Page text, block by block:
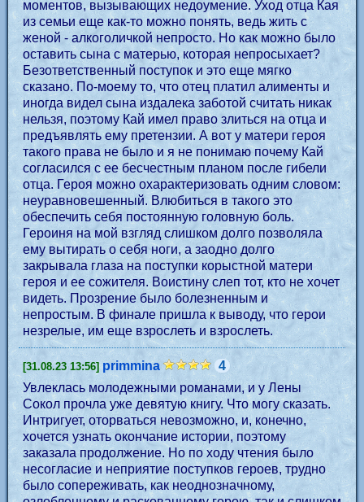
моментов, вызывающих недоумение. Уход отца Кая
из семьи еще как-то можно понять, ведь жить с
женой - алкоголичкой непросто. Но как можно было
оставить сына с матерью, которая непросыхает?
Безответственный поступок и это еще мягко
сказано. По-моему то, что отец платил алименты и
иногда видел сына издалека заботой считать никак
нельзя, поэтому Кай имел право злиться на отца и
предъявлять ему претензии. А вот у матери героя
такого права не было и я не понимаю почему Кай
согласился с ее бесчестным планом после гибели
отца. Героя можно охарактеризовать одним словом:
неуравновешенный. Влюбиться в такого это
обеспечить себя постоянную головную боль.
Героиня на мой взгляд слишком долго позволяла
ему вытирать о себя ноги, а заодно долго
закрывала глаза на поступки корыстной матери
героя и ее сожителя. Воистину слеп тот, кто не хочет
видеть. Прозрение было болезненным и
непростым. В финале пришла к выводу, что герои
незрелые, им еще взрослеть и взрослеть.
[31.08.23 13:56] primmina
4
Увлеклась молодежными романами, и у Лены
Сокол прочла уже девятую книгу. Что могу сказать.
Интригует, оторваться невозможно, и, конечно,
хочется узнать окончание истории, поэтому
заказала продолжение. Но по ходу чтения было
несогласие и неприятие поступков героев, трудно
было сопереживать, как неоднозначному,